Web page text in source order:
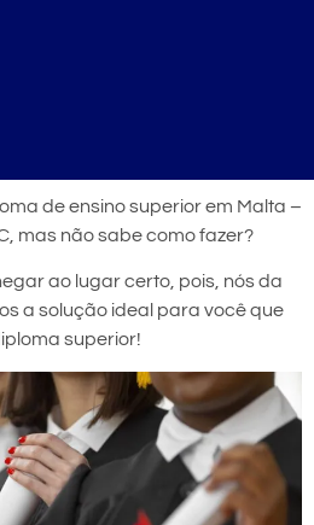
de ensino superior em Malta –
mas não sabe como fazer?
ao lugar certo, pois, nós da
a solução ideal para você que
superior!